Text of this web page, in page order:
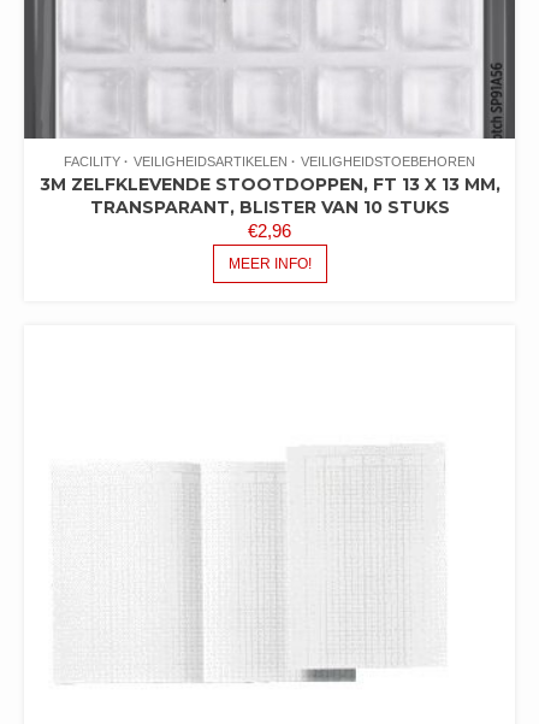
FACILITY VEILIGHEIDSARTIKELEN VEILIGHEIDSTOEBEHOREN
3M ZELFKLEVENDE STOOTDOPPEN, FT 13 X 13 MM,
TRANSPARANT, BLISTER VAN 10 STUKS
€2,96
MEER INFO!